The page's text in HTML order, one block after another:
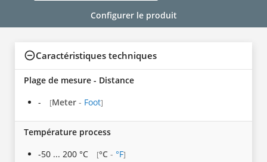
Configurer le produit
Caractéristiques techniques
Plage de mesure - Distance
-
[Meter - Foot]
Température process
-50 ... 200 °C
[°C - °F]